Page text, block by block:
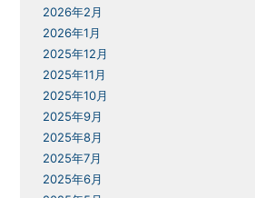
2026年2月
2026年1月
2025年12月
2025年11月
2025年10月
2025年9月
2025年8月
2025年7月
2025年6月